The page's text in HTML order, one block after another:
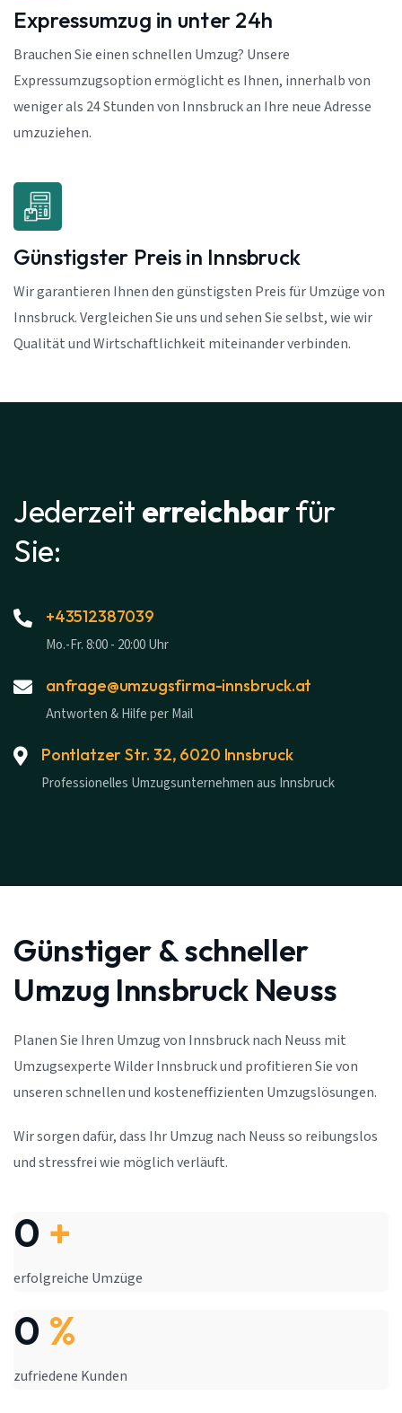
Expressumzug in unter 24h
Brauchen Sie einen schnellen Umzug? Unsere
Expressumzugsoption ermöglicht es Ihnen, innerhalb von
weniger als 24 Stunden von Innsbruck an Ihre neue Adresse
umzuziehen.
Günstigster Preis in Innsbruck
Wir garantieren Ihnen den günstigsten Preis für Umzüge von
Innsbruck. Vergleichen Sie uns und sehen Sie selbst, wie wir
Qualität und Wirtschaftlichkeit miteinander verbinden.
Jederzeit erreichbarfür
Sie:
+43512387039
Mo.-Fr. 8:00 - 20:00 Uhr
anfrage@umzugsfirma-innsbruck.at
Antworten & Hilfe per Mail
Pontlatzer Str. 32, 6020 Innsbruck
Professionelles Umzugsunternehmen aus Innsbruck
Günstiger & schneller
Umzug Innsbruck Neuss
Planen Sie Ihren Umzug von Innsbruck nach Neuss mit
Umzugsexperte Wilder Innsbruck und profitieren Sie von
unseren schnellen und kosteneffizienten Umzugslösungen.
Wir sorgen dafür, dass Ihr Umzug nach Neuss so reibungslos
und stressfrei wie möglich verläuft.
0 +
erfolgreiche Umzüge
0 %
zufriedene Kunden